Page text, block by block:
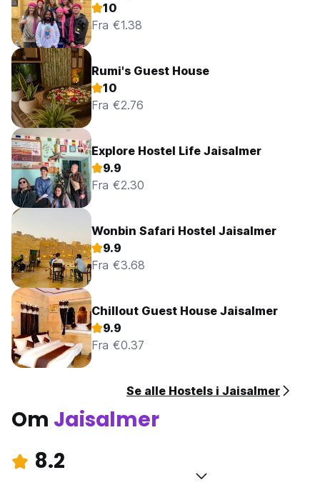
10
Fra €1.38
Rumi's Guest House
10
Fra €2.76
Explore Hostel Life Jaisalmer
9.9
Fra €2.30
Wonbin Safari Hostel Jaisalmer
9.9
Fra €3.68
Chillout Guest House Jaisalmer
9.9
Fra €0.37
Se alle Hostels i Jaisalmer
Om Jaisalmer
8.2